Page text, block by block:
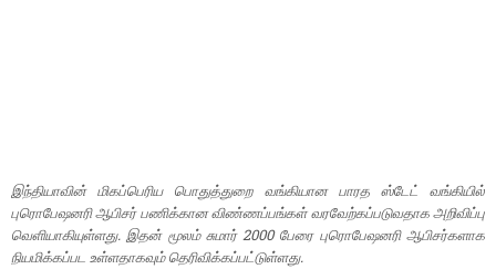
இந்தியாவின் மிகப்பெரிய பொதுத்துறை வங்கியான பாரத ஸ்டேட் வங்கியில்
புரொபேஷனரி ஆபிசர் பணிக்கான விண்ணப்பங்கள் வரவேற்கப்படுவதாக அறிவிப்பு
வெளியாகியுள்ளது. இதன் மூலம் சுமார் 2000 பேரை புரொபேஷனரி ஆபிசர்களாக
நியமிக்கப்பட உள்ளதாகவும் தெரிவிக்கப்பட்டுள்ளது.